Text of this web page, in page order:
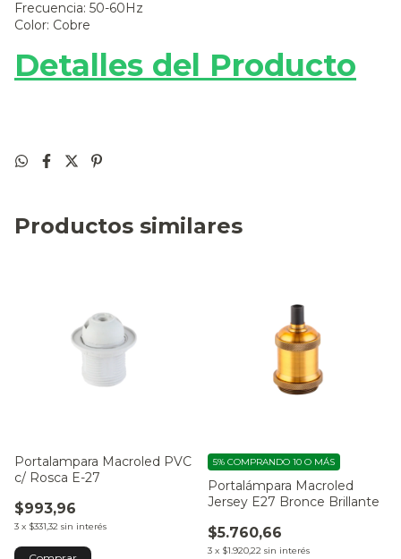
Frecuencia: 50-60Hz
Color: Cobre
Detalles del Producto
Productos similares
Portalampara Macroled PVC
c/ Rosca E-27
$993,96
3 x $331,32 sin interés
Portalámpara Macroled
Jersey E27 Bronce Brillante
$5.760,66
3 x $1.920,22 sin interés
5% COMPRANDO 10 O MÁS